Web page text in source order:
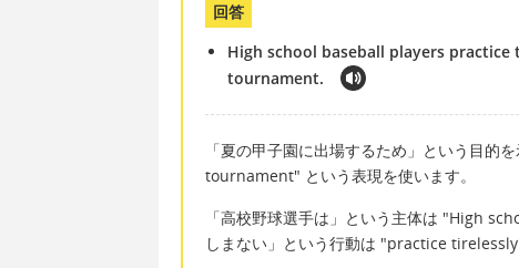
回答
High school baseball players
tournament.
「夏の甲子園に出場するため」という目
tournament" という表現を使います。
「高校野球選手は」という主体は "High
しまない」という行動は "practice